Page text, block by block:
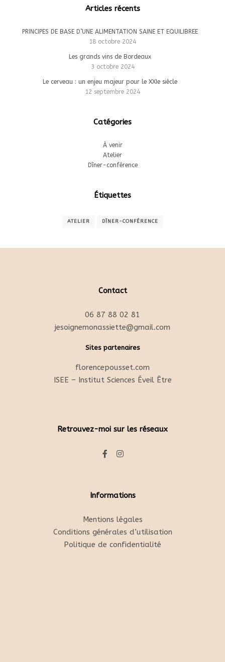
Articles récents
PRINCIPES DE BASE D’UNE ALIMENTATION SAINE ET EQUILIBREE
18 octobre 2024
Les grands vins de Bordeaux
3 octobre 2024
Le cerveau : un enjeu majeur pour le XXIe siècle
12 septembre 2024
Catégories
À venir
Atelier
Dîner-conférence
Étiquettes
ATELIER DÎNER-CONFÉRENCE
Contact
06 87 88 02 81
jesoignemonassiette@gmail.com
Sites partenaires
florencepousset.com
ISEE – Institut Sciences Éveil Être
Retrouvez-moi sur les réseaux
Informations
Mentions légales
Conditions générales d’utilisation
Politique de confidentialité